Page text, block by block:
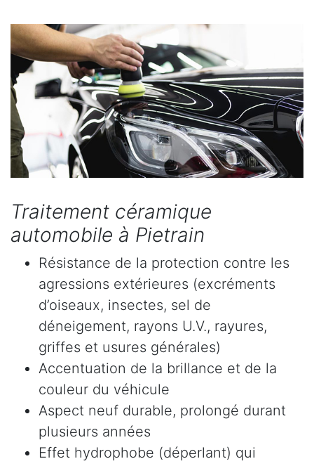
Traitement céramique
automobile à Pietrain
Résistance de la protection contre les
agressions extérieures (excréments
d’oiseaux, insectes, sel de
déneigement, rayons U.V., rayures,
griffes et usures générales)
Accentuation de la brillance et de la
couleur du véhicule
Aspect neuf durable, prolongé durant
plusieurs années
Effet hydrophobe (déperlant) qui